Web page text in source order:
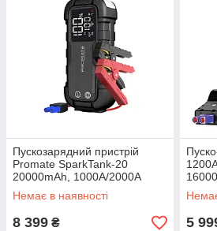
Пускозарядний пристрій
Promate SparkTank-20
20000mAh, 1000A/2000A
Jump Starter, DC, USB-C,
2xUSB-A Black (sparktank-20)
Немає в наявності
8 399 ₴ 5